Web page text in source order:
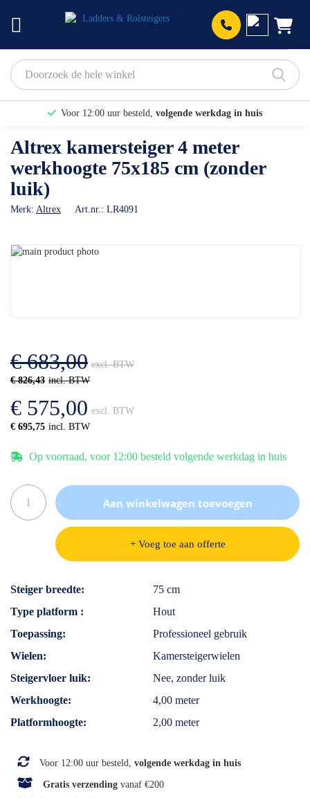
Voor 12:00 uur besteld, volgende werkdag in huis
Bekijk hier onze Actiepagina
Binnen 1 dag een gratis offerte
Altrex kamersteiger 4 meter
werkhoogte 75x185 cm (zonder
luik)
Merk: Altrex Art.nr.: LR4091
Ga
gallerij
€ 826,43
€ 683,00
€ 695,75
€ 575,00
Op voorraad, voor 12:00 besteld volgende werkdag in huis
Aan winkelwagen toevoegen
+ Voeg toe aan offerte
Specificaties
Steiger breedte
75 cm
Type platform
Hout
Toepassing
Professioneel gebruik
Wielen
Kamersteigerwielen
Steigervloer luik
Nee, zonder luik
Werkhoogte
4,00 meter
Platformhoogte
2,00 meter
Voor 12:00 uur besteld, volgende werkdag in huis
Gratis verzending vanaf €200